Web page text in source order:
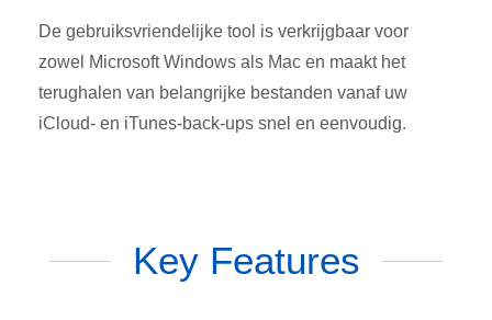
De gebruiksvriendelijke tool is verkrijgbaar voor
zowel Microsoft Windows als Mac en maakt het
terughalen van belangrijke bestanden vanaf uw
iCloud- en iTunes-back-ups snel en eenvoudig.
Key Features